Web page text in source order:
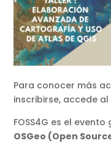
Para conocer más
inscribirse, accede
FOSS4G es el
OSGeo (Open